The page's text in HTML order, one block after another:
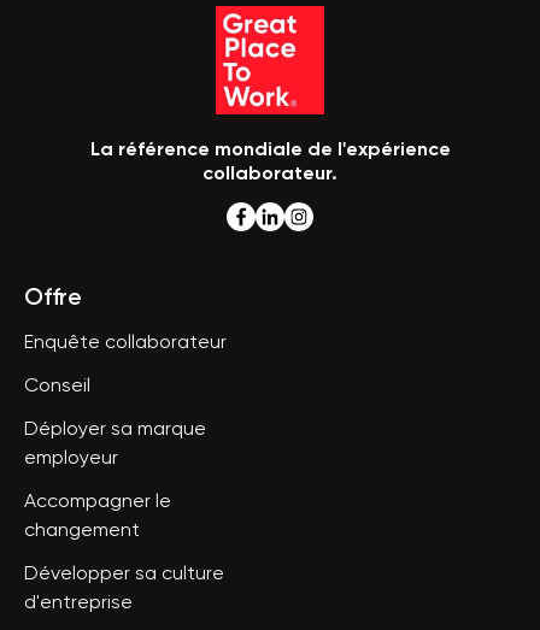
La référence mondiale de l'expérience
collaborateur.
Offre
Enquête collaborateur
Conseil
Déployer sa marque
employeur
Accompagner le
changement
Développer sa culture
d'entreprise